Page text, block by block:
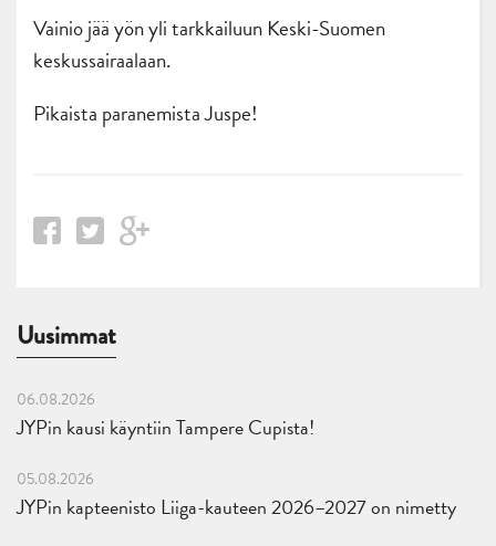
Vainio jää yön yli tarkkailuun Keski-Suomen
keskussairaalaan.
Pikaista paranemista Juspe!
Uusimmat
06.08.2026
JYPin kausi käyntiin Tampere Cupista!
05.08.2026
JYPin kapteenisto Liiga-kauteen 2026–2027 on nimetty